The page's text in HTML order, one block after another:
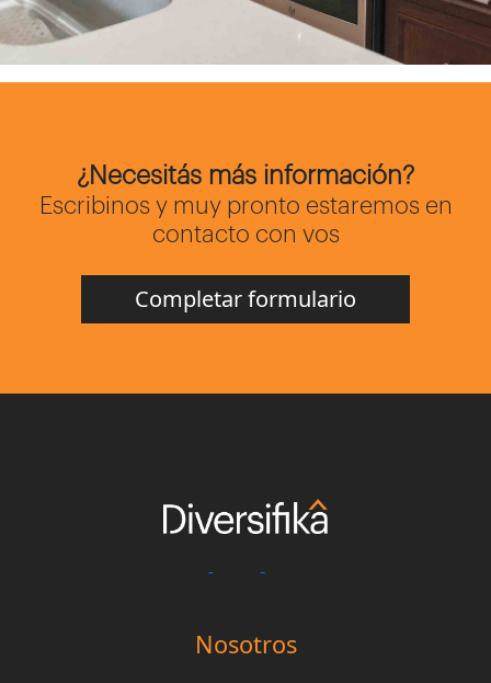
¿Necesitás más información?
Escribinos y muy pronto estaremos en
contacto con vos
Completar formulario
Nosotros